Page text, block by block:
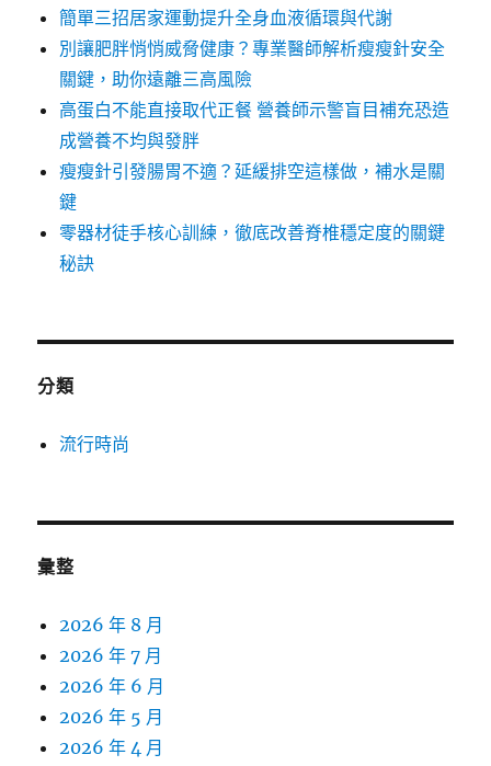
簡單三招居家運動提升全身血液循環與代謝
別讓肥胖悄悄威脅健康？專業醫師解析瘦瘦針安全
關鍵，助你遠離三高風險
高蛋白不能直接取代正餐 營養師示警盲目補充恐造
成營養不均與發胖
瘦瘦針引發腸胃不適？延緩排空這樣做，補水是關
鍵
零器材徒手核心訓練，徹底改善脊椎穩定度的關鍵
秘訣
分類
流行時尚
彙整
2026 年 8 月
2026 年 7 月
2026 年 6 月
2026 年 5 月
2026 年 4 月